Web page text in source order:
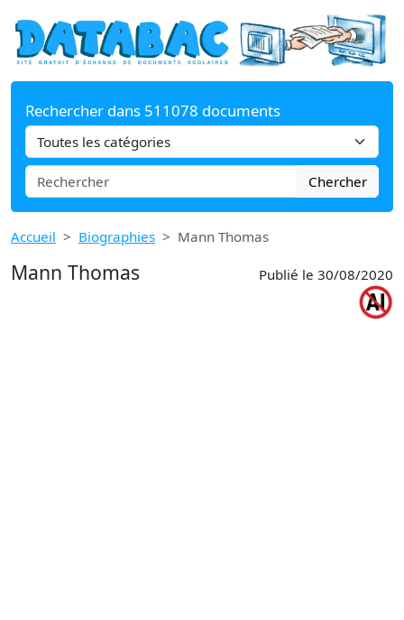
Rechercher dans 511078 documents
Chercher
Accueil Biographies Mann Thomas
Mann Thomas Publié le 30/08/2020